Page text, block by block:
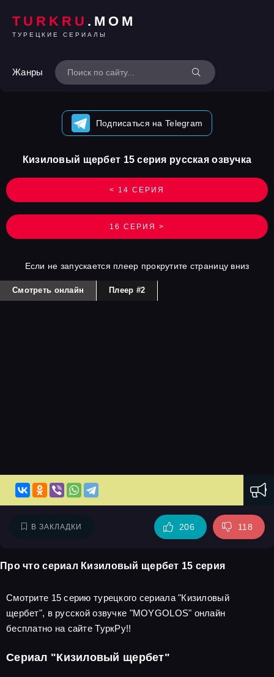
TURKRU .MOM
ТУРЕЦКИЕ СЕРИАЛЫ
Жанры
Подписаться на Telegram
< 14 СЕРИЯ
Кизиловый щербет 15 серия русская озвучка
16 СЕРИЯ >
Если не запускается плеер прокрутите страницу вниз
Смотреть онлайн Плеер #2
В ЗАКЛАДКИ 206 118
Про что сериал Кизиловый щербет 15 серия
Смотрите 15 серию турецкого сериала "Кизиловый
щербет", в русской озвучке "MOYGOLOS" онлайн
бесплатно на сайте ТуркРу!!
Сериал "Кизиловый щербет"